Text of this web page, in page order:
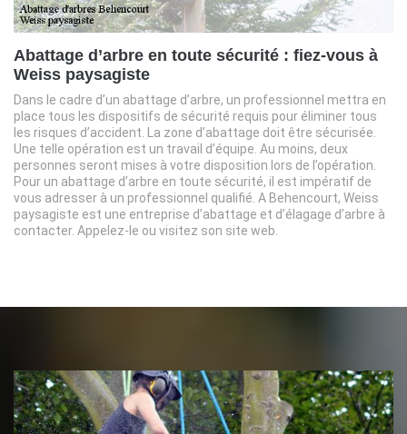
Abattage d’arbre en toute sécurité : fiez-vous à
Weiss paysagiste
Dans le cadre d’un abattage d’arbre, un professionnel mettra en
place tous les dispositifs de sécurité requis pour éliminer tous
les risques d’accident. La zone d’abattage doit être sécurisée.
Une telle opération est un travail d’équipe. Au moins, deux
personnes seront mises à votre disposition lors de l’opération.
Pour un abattage d’arbre en toute sécurité, il est impératif de
vous adresser à un professionnel qualifié. A Behencourt, Weiss
paysagiste est une entreprise d’abattage et d’élagage d’arbre à
contacter. Appelez-le ou visitez son site web.